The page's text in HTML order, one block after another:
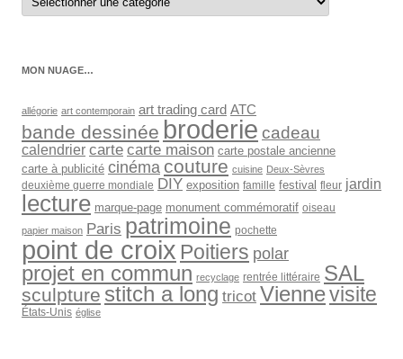
les
articles
MON NUAGE…
allégorie art contemporain art trading card ATC
bande dessinée broderie cadeau
calendrier carte carte maison carte postale ancienne
carte à publicité cinéma couture cuisine Deux-Sèvres
deuxième guerre mondiale DIY exposition famille festival fleur jardin
lecture marque-page monument commémoratif oiseau
papier maison Paris patrimoine pochette
point de croix Poitiers polar
projet en commun recyclage rentrée littéraire SAL
sculpture stitch a long tricot Viennevisite
États-Unis église